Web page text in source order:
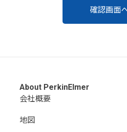
About PerkinElmer
会社概要
地図